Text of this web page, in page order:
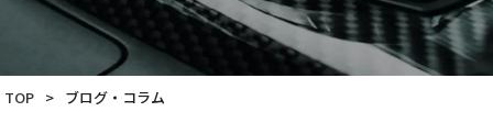
TOP > ブログ・コラム